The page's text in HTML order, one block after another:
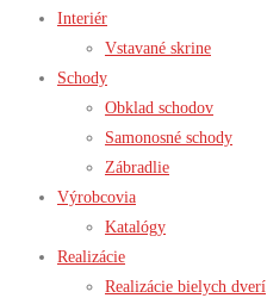
Interiér
Vstavané skrine
Schody
Obklad schodov
Samonosné schody
Zábradlie
Výrobcovia
Katalógy
Realizácie
Realizácie bielych dverí